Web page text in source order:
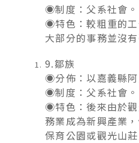
◉制度：父系社會。
◉特色：較粗重的工
大部分的事務並沒
9.鄒族
◉分佈：以嘉義縣阿
◉制度：父系社會。
◉特色：後來由於
務業成為新興產業
保育公園或觀光山